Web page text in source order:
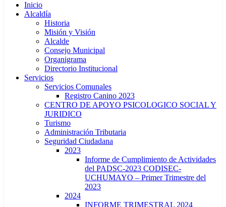
Inicio
Alcaldía
Historia
Misión y Visión
Alcalde
Consejo Municipal
Organigrama
Directorio Institucional
Servicios
Servicios Comunales
Registro Canino 2023
CENTRO DE APOYO PSICOLOGICO SOCIAL Y
JURIDICO
Turismo
Administración Tributaria
Seguridad Ciudadana
2023
Informe de Cumplimiento de Actividades
del PADSC-2023 CODISEC-
UCHUMAYO – Primer Trimestre del
2023
2024
INFORME TRIMESTRAL 2024